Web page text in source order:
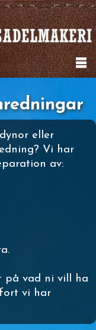
eller
Vi har
av:
på vad ni vill ha
vi har